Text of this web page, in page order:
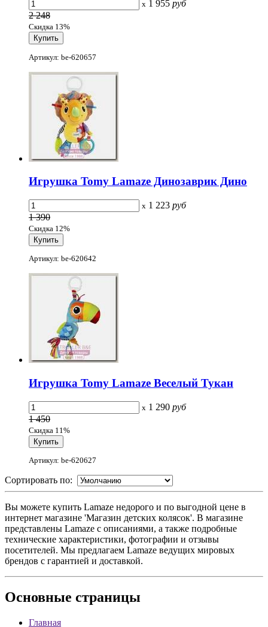
x 1 955 руб
2 248
Скидка 13%
Артикул: be-620657
Игрушка Tomy Lamaze Динозаврик Дино
x 1 223 руб
1 390
Скидка 12%
Артикул: be-620642
Игрушка Tomy Lamaze Веселый Тукан
x 1 290 руб
1 450
Скидка 11%
Артикул: be-620627
Сортировать по:
Вы можете купить Lamaze недорого и по выгодной цене в
интернет магазине 'Магазин детских колясок'. В магазине
представлены Lamaze с описаниями, а также подробные
технические характеристики, фотографии и отзывы
посетителей. Мы предлагаем Lamaze ведущих мировых
брендов с гарантией и доставкой.
Основные страницы
Главная